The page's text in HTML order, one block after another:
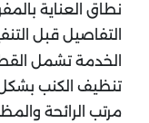
نطاق العناية
التفاصيل قبل
الخدمة تشمل
تنظيف الكنب
مرتب الرائحة